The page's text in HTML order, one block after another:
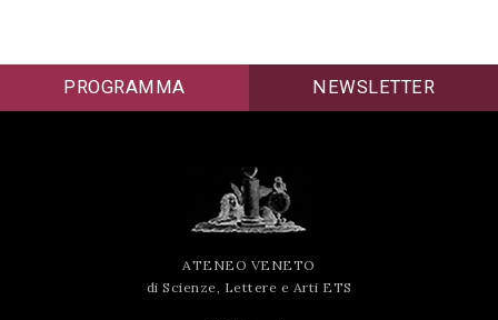
PROGRAMMA NEWSLETTER
ATENEO VENETO
di Scienze, Lettere e Arti ETS